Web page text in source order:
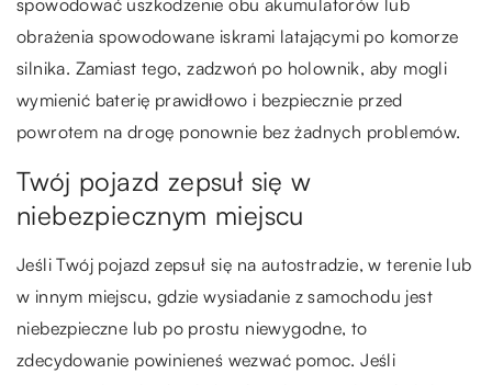
spowodować uszkodzenie obu akumulatorów lub
obrażenia spowodowane iskrami latającymi po komorze
silnika. Zamiast tego, zadzwoń po holownik, aby mogli
wymienić baterię prawidłowo i bezpiecznie przed
powrotem na drogę ponownie bez żadnych problemów.
Twój pojazd zepsuł się w
niebezpiecznym miejscu
Jeśli Twój pojazd zepsuł się na autostradzie, w terenie lub
w innym miejscu, gdzie wysiadanie z samochodu jest
niebezpieczne lub po prostu niewygodne, to
zdecydowanie powinieneś wezwać pomoc. Jeśli